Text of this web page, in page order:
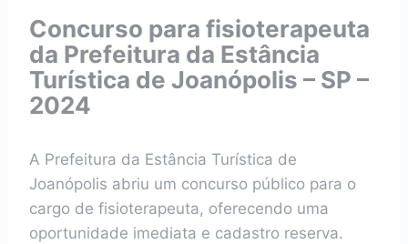
Concurso para fisioterapeuta
da Prefeitura da Estância
Turística de Joanópolis – SP –
2024
A Prefeitura da Estância Turística de
Joanópolis abriu um concurso público para o
cargo de fisioterapeuta, oferecendo uma
oportunidade imediata e cadastro reserva.